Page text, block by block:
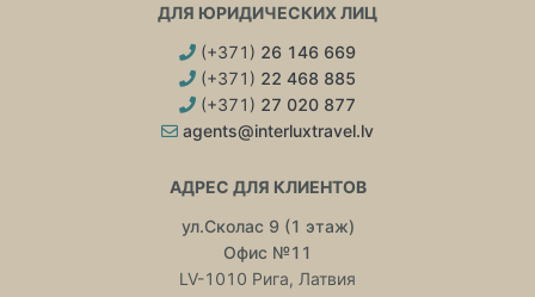
ДЛЯ ЮРИДИЧЕСКИХ ЛИЦ
(+371) 26 146 669
(+371) 22 468 885
(+371) 27 020 877
agents@interluxtravel.lv
АДРЕС ДЛЯ КЛИЕНТОВ
ул.Сколас 9 (1 этаж)
Офис №11
LV-1010 Рига, Латвия